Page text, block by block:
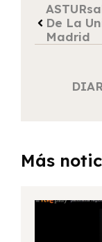
De La
Madrid
Más